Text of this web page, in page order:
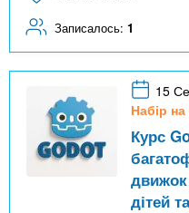
Записалось: 1
15
Набір
Курс
дітей